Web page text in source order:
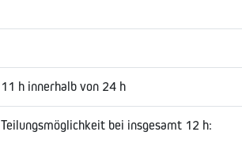
11 h innerhalb von 24 h
Teilungsmöglichkeit bei insgesamt 12 h: